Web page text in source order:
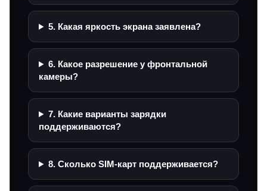
5. Какая яркость экрана заявлена?
6. Какое разрешение у фронтальной
камеры?
7. Какие варианты зарядки
поддерживаются?
8. Сколько SIM-карт поддерживается?